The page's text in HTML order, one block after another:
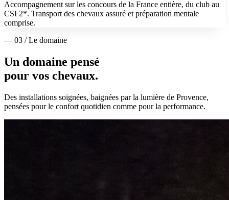
Accompagnement sur les concours de la France entière, du club au
CSI 2*. Transport des chevaux assuré et préparation mentale
comprise.
— 03 / Le domaine
Un domaine pensé
pour vos chevaux.
Des installations soignées, baignées par la lumière de Provence,
pensées pour le confort quotidien comme pour la performance.